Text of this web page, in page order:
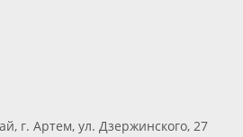
г. Артем, ул. Дзержинского, 27